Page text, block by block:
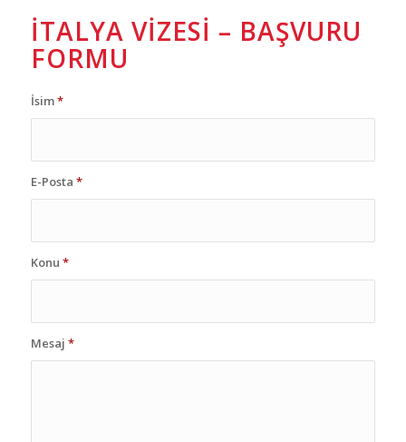
İTALYA VIZESI – BAŞVURU
FORMU
İsim*
E-Posta *
Konu *
Mesaj *